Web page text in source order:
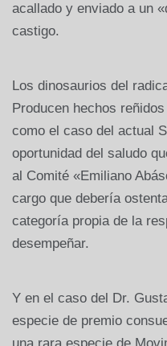
acallado y enviado a un
castigo.
Los dinosaurios del
Producen hechos
como el caso del actual
oportunidad del saludo
al Comité «Emiliano
cargo que debería
categoría propia de la
desempeñar.
Y en el caso del Dr.
especie de premio